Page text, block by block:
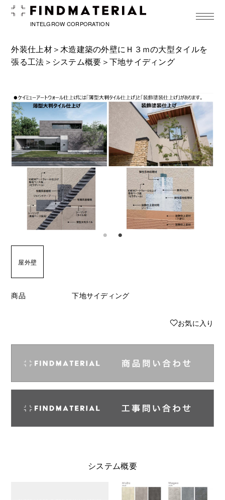
INTELGROW CORPORATION
toggle
外装仕上材＞木造建築の外壁にＨ３ｍの大型タイルを
張る工法 ＞ システム概要 ＞下地サイディング
屋外壁
商品 下地サイディング
♥お気に入り
システム概要